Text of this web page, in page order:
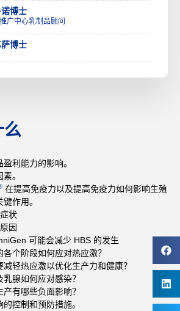
么
利能力的影响。
。
在提高免疫力以及提高免疫力如何影响生殖
作用。
状
因
可能会减少 HBS 的发生
个阶段如何应对热应激？
轻热应激以优化生产力和健康？
腺如何应对感染？
有哪些负面影响？
控制和预防措施。
博士
广中心乳制品顾问
萨博士